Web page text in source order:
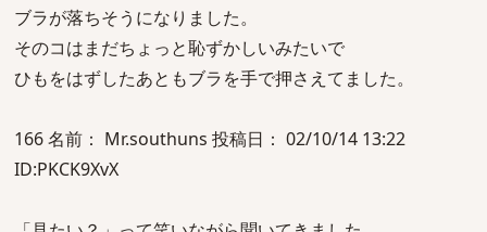
ブラが落ちそうになりました。
そのコはまだちょっと恥ずかしいみたいで
ひもをはずしたあともブラを手で押さえてました。
166 名前： Mr.southuns 投稿日： 02/10/14 13:22
ID:PKCK9XvX